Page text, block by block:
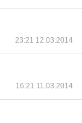
23:21 12.03.2014
16:21 11.03.2014